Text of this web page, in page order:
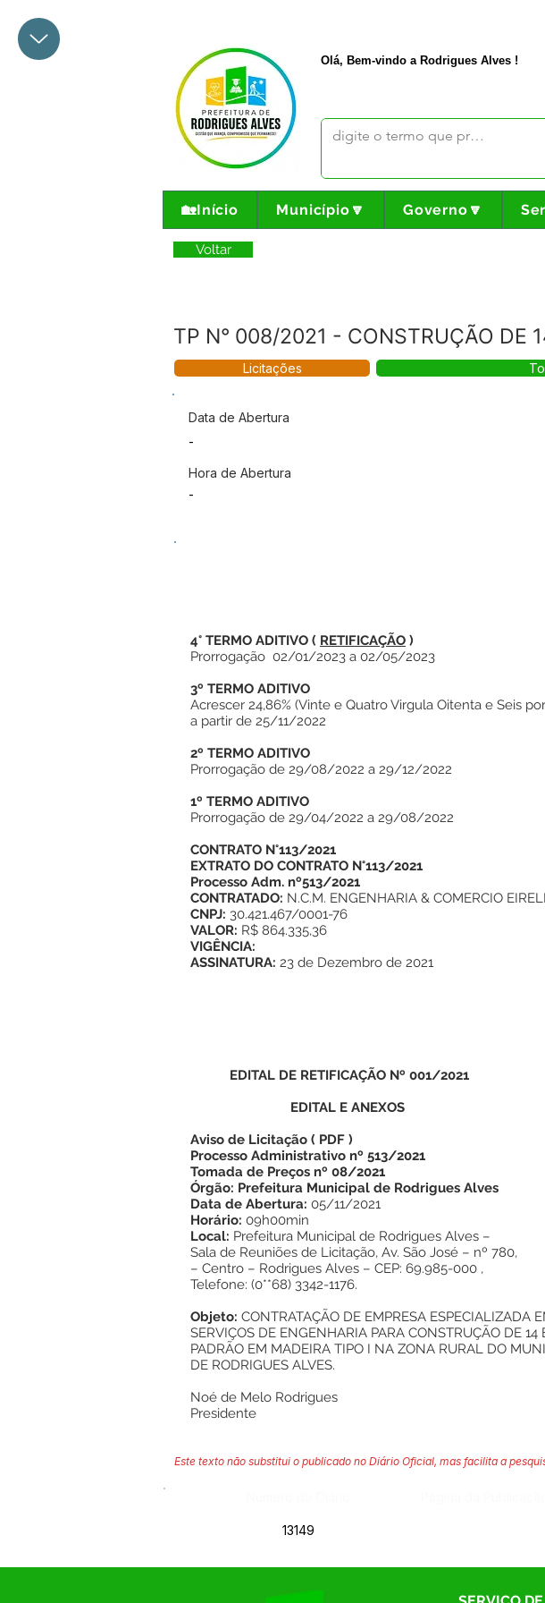
Olá, Bem-vindo a Rodrigues Alves !
🏡Início Município🔽 Governo🔽
Voltar
TP N° 008/2021 - CONSTRUÇÃO DE
Licitações
Data de Abertura
-
Hora de Abertura
-
4° TERMO ADITIVO ( RETIFICAÇÃO )
Prorrogação 02/01/2023 a 02/05/2023
3º TERMO ADITIVO
Acrescer 24,86% (Vinte e Quatro Virgula Oitenta e Seis
a partir de 25/11/2022
2º TERMO ADITIVO
Prorrogação de 29/08/2022 a 29/12/2022
1º TERMO ADITIVO
Prorrogação de 29/04/2022 a 29/08/2022
CONTRATO N°113/2021
EXTRATO DO CONTRATO N°113/2021
Processo Adm. nº513/2021
CONTRATADO: N.C.M. ENGENHARIA & COMERCIO
CNPJ: 30.421.467/0001-76
VALOR: R$ 864.335,36
VIGÊNCIA:
ASSINATURA: 23 de Dezembro de 2021
EDITAL DE RETIFICAÇÃO Nº 001/2021
EDITAL E ANEXOS
Aviso de Licitação ( PDF )
Processo Administrativo nº 513/2021
Tomada de Preços nº 08/2021
Órgão: Prefeitura Municipal de Rodrigues Alves
Data de Abertura: 05/11/2021
Horário: 09h00min
Local: Prefeitura Municipal de Rodrigues Alves –
Sala de Reuniões de Licitação, Av. São José – nº 780,
– Centro – Rodrigues Alves – CEP: 69.985-000 ,
Telefone: (0**68) 3342-1176.
Objeto: CONTRATAÇÃO DE EMPRESA ESPECIALIZADA
SERVIÇOS DE ENGENHARIA PARA CONSTRUÇÃO DE 14
PADRÃO EM MADEIRA TIPO I NA ZONA RURAL DO
DE RODRIGUES ALVES.
Noé de Melo Rodrigues
Presidente
Este texto não substitui o publicado no Diário Oficial, mas facilita a
13149